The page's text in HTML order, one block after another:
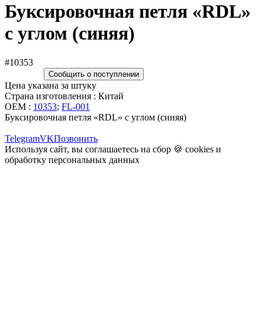
Буксировочная петля «RDL»
с углом (синяя)
#10353
Сообщить о поступлении
Цена указана за штуку
Страна изготовления : Китай
OEM : 10353; FL-001
Буксировочная петля «RDL» с углом (синяя)
TelegramVKПозвонить
Используя сайт, вы соглашаетесь на сбор 🍪 cookies и
обработку персональных данных